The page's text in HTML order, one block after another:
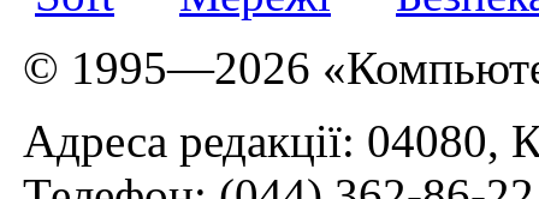
© 1995—2026
Адреса редакції: 04080,